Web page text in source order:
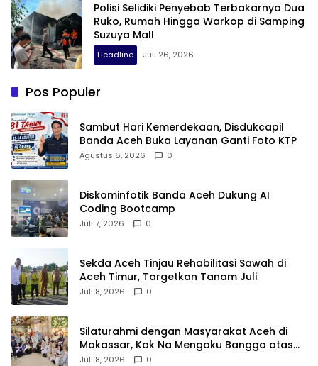
Polisi Selidiki Penyebab Terbakarnya Dua
Ruko, Rumah Hingga Warkop di Samping
Suzuya Mall
Headline Juli 26, 2026
Pos Populer
Sambut Hari Kemerdekaan, Disdukcapil
Banda Aceh Buka Layanan Ganti Foto KTP
Agustus 6, 2026 0
Diskominfotik Banda Aceh Dukung AI
Coding Bootcamp
Juli 7, 2026 0
Sekda Aceh Tinjau Rehabilitasi Sawah di
Aceh Timur, Targetkan Tanam Juli
Juli 8, 2026 0
Silaturahmi dengan Masyarakat Aceh di
Makassar, Kak Na Mengaku Bangga atas
Kekompakan Perantau Aceh
Juli 8, 2026 0